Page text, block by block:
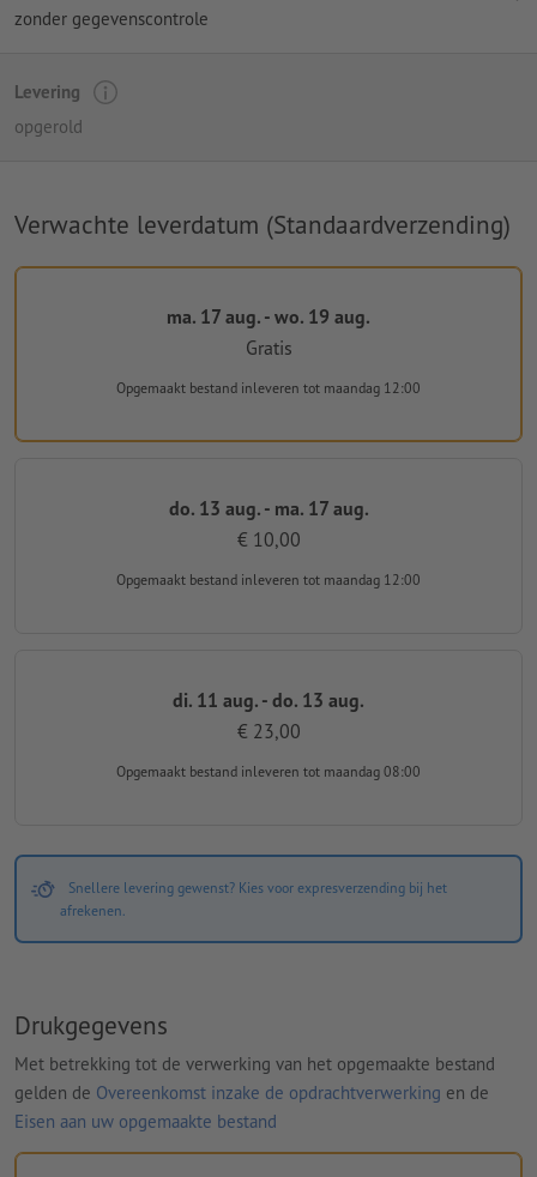
zonder gegevenscontrole
Levering
opgerold
Verwachte leverdatum (Standaardverzending)
ma. 17 aug. - wo. 19 aug.
Gratis
Opgemaakt bestand inleveren tot maandag 12:00
do. 13 aug. - ma. 17 aug.
€ 10,00
Opgemaakt bestand inleveren tot maandag 12:00
di. 11 aug. - do. 13 aug.
€ 23,00
Opgemaakt bestand inleveren tot maandag 08:00
Snellere levering gewenst? Kies voor expresverzending bij het
afrekenen.
Drukgegevens
Met betrekking tot de verwerking van het opgemaakte bestand
gelden de Overeenkomst inzake de opdrachtverwerking en de
Eisen aan uw opgemaakte bestand